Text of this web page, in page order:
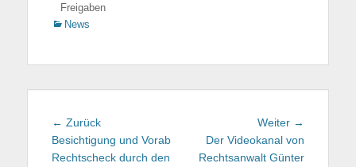
Freigaben
Kategorien
News
Beitragsnavigation
← Zurück
Beitrag:
Besichtigung und Vorab
Rechtscheck durch den
Weiter →
Der Videokanal von
Rechtsanwalt Günter